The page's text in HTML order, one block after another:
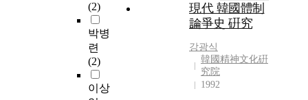
(2)
박병
련
(2)
이상
現代 韓國體制
論爭史 硏究
강광식
韓國精神文化硏
究院
1992